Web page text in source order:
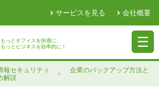
サービスを見る 会社概要
もっとオフィスを快適に、
もっとビジネスを効率的に！
報セキュリティ
企業のバックアップ方法と
解説